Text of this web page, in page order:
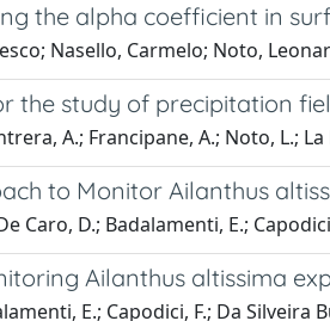
the alpha coefficient in
Nasello, Carmelo; Noto,
the study of precipitation
A.; Francipane, A.; Noto, L.; La
to Monitor Ailanthus
Caro, D.; Badalamenti, E.;
Ailanthus altissima
E.; Capodici, F.; Da Silveira